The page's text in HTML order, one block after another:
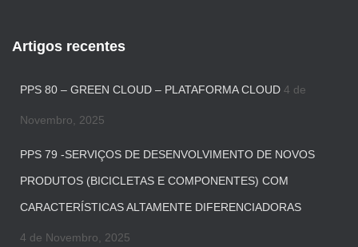
Artigos recentes
PPS 80 – GREEN CLOUD – PLATAFORMA CLOUD 4 de
Novembro, 2025
PPS 79 -SERVIÇOS DE DESENVOLVIMENTO DE NOVOS
PRODUTOS (BICICLETAS E COMPONENTES) COM
CARACTERÍSTICAS ALTAMENTE DIFERENCIADORAS
4 de Novembro, 2025